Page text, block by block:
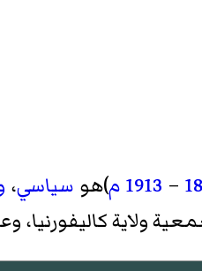
–
1913 م)هو سياسي،
ولاية كاليفورنيا،